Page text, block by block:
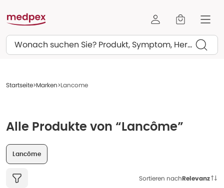
Suchen
Startseite Marken Lancome
Alle Produkte von “Lancôme”
Lancôme
Sortieren nachRelevanz